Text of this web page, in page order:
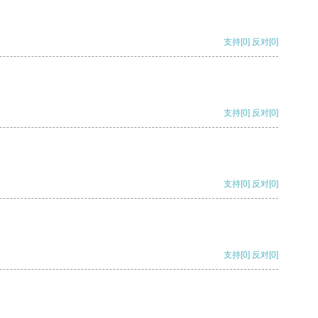
支持[0] 反对[0]
支持[0] 反对[0]
支持[0] 反对[0]
支持[0] 反对[0]